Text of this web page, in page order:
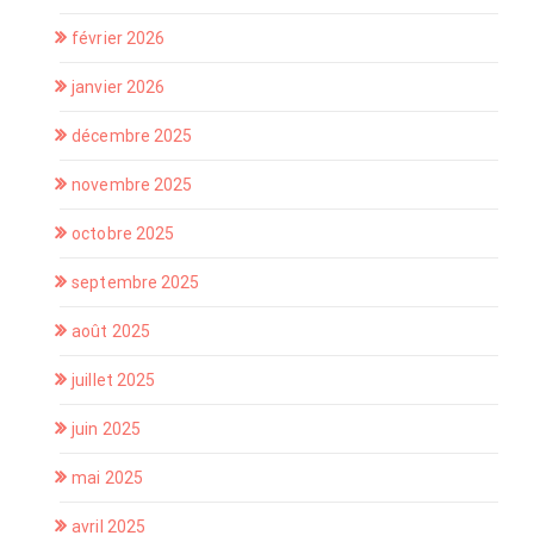
février 2026
janvier 2026
décembre 2025
novembre 2025
octobre 2025
septembre 2025
août 2025
juillet 2025
juin 2025
mai 2025
avril 2025